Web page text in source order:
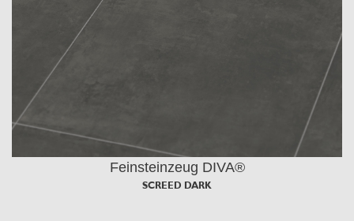
Feinsteinzeug DIVA®
SCREED DARK